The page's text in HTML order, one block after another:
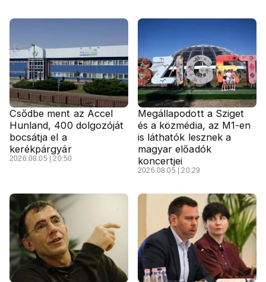
Csődbe ment az Accel
Hunland, 400 dolgozóját
bocsátja el a
kerékpárgyár
2026.08.05 | 20:50
Megállapodott a Sziget
és a közmédia, az M1-en
is láthatók lesznek a
magyar előadók
koncertjei
2026.08.05 | 20:29